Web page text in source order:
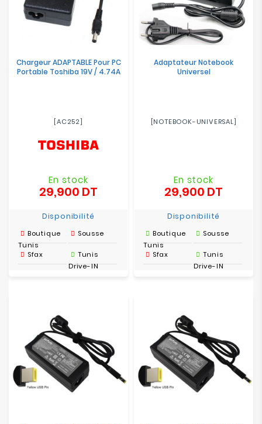
Chargeur ADAPTABLE Pour PC
Portable Toshiba 19V / 4.74A
[AC252]
En stock
29,900 DT
Disponibilité
Boutique
Tunis
Sousse
Sfax
Tunis
Drive-IN
Adaptateur Notebook
Universel
[NOTEBOOK-UNIVERSAL]
En stock
29,900 DT
Disponibilité
Boutique
Tunis
Sousse
Sfax
Tunis
Drive-IN